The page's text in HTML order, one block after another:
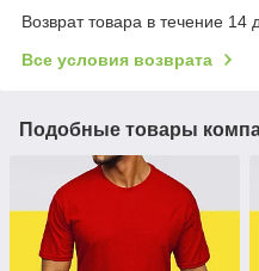
Возврат товара в течение 14
Все условия возврата
Подобные товары